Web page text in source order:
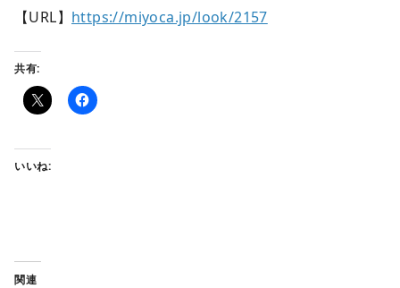
【URL】 https://miyoca.jp/look/2157
共有:
いいね:
関連